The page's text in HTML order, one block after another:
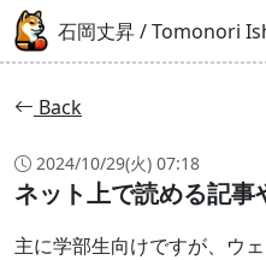
石岡丈昇 / Tomonori
Back
2024/10/29(火) 07:18
ネット上で読める記事
主に学部生向けですが、ウ